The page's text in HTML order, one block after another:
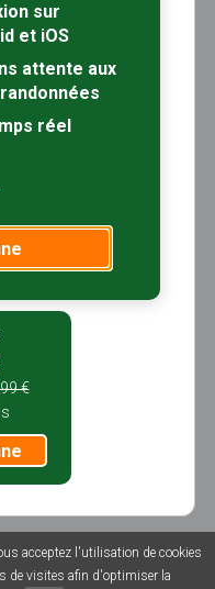
en
Randonnées en
en
Randonnées en
Centre-Val de
Randonnées en
réservés - Photos non
acceptez l'utilisation de cookies
de visites afin d'optimiser la
sur
et iOS
attente aux
réel
€